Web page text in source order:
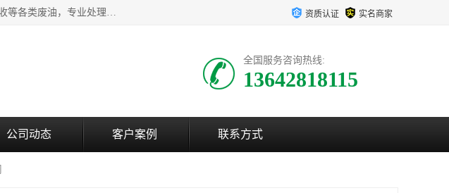
本公司高价废油回收：东莞回收废油,东莞回收废乙脂胶水,东莞回收废溶剂,东莞回收废乙脂,东莞废油回收等各类废油，专业处理从事化工产品研发与销售的综合型高科技服务性企业。我公司自成立以来，一直秉承“科技创新，立足诚信，感恩于心”的理念，力求设计与客户合作共赢的局面。在广大新老客户的大力支持下，我公司员工经过不懈努力，公司已快速发展成为国内知名化工企业。 资质认证 实名商家
全国服务咨询热线:
13642818115
公司动态 客户案例 联系方式